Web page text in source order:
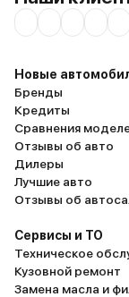
или как
в багажнике
исключительно
поверхности и
преодоление
последствий
немыслимо,
водителей) Авто был продан еще
в 2019 году, а
эмоции от него
p.s. на прямой
серии)
Новые
Бренды
Кредиты
Сравнения
Отзывы об авто
Дилеры
Лучшие авто
Отзывы об
Сервисы и ТО
Техническое
Кузовной ремонт
Замена масла и